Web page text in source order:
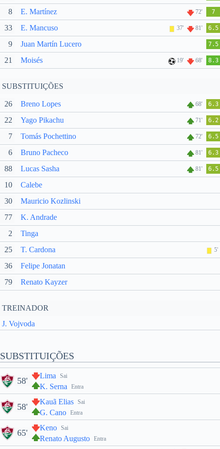
8 E. Martínez 72' 7
33 E. Mancuso 37' 81' 6.5
9 Juan Martín Lucero 7.5
21 Moisés 19' 68' 8.3
SUBSTITUIÇÕES
26 Breno Lopes 68' 6.3
22 Yago Pikachu 71' 6.2
7 Tomás Pochettino 72' 6.5
6 Bruno Pacheco 81' 6.3
88 Lucas Sasha 81' 6.5
10
Calebe
30
Mauricio Kozlinski
77
K. Andrade
2
Tinga
25
T. Cardona 5'
36
Felipe Jonatan
79
Renato Kayzer
TREINADOR
J. Vojvoda
SUBSTITUIÇÕES
Sai
Lima
Entra
K. Serna
58'
Sai
Kauã Elias
Entra
G. Cano
58'
Sai
Keno
Entra
Renato Augusto
65'